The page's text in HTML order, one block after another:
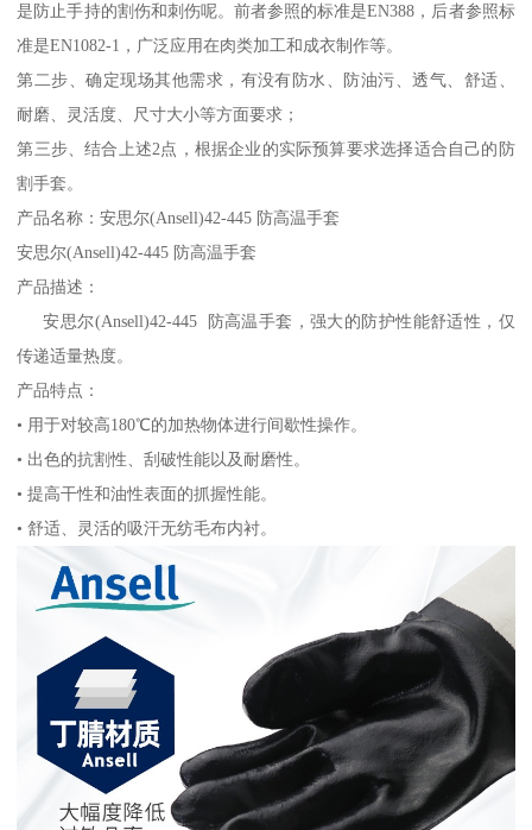
是防止手持的割伤和刺伤呢。前者参照的标准是EN388，后者参照标
准是EN1082-1，广泛应用在肉类加工和成衣制作等。
第二步、确定现场其他需求，有没有防水、防油污、透气、舒适、
耐磨、灵活度、尺寸大小等方面要求；
第三步、结合上述2点，根据企业的实际预算要求选择适合自己的防
割手套。
产品名称：安思尔(Ansell)42-445 防高温手套
安思尔(Ansell)42-445 防高温手套
产品描述：
安思尔(Ansell)42-445 防高温手套，强大的防护性能舒适性，仅
传递适量热度。
产品特点：
• 用于对较高180℃的加热物体进行间歇性操作。
• 出色的抗割性、刮破性能以及耐磨性。
• 提高干性和油性表面的抓握性能。
• 舒适、灵活的吸汗无纺毛布内衬。